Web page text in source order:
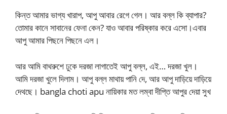
কিন্ত আমার ভাগ্য খারাপ, আপু আবার রেগে গেল। আর বল্ল কি ব্যাপার?
তোমার কানে সাবানের ফেনা কেন? যাও আবার পরিষ্কার করে এসো।এবার
আপু আমার পিছনে পিছনে এল।
আর আমি বাথরুশে ঢুকে দরজা লাগাতেই আপু বল্ল, এই… দরজা খুল।
আমি দরজা খুলে দিলাম। আপু বল্ল মাথায় পানি দে, আর আপু দাড়িয়ে দাড়িয়ে
দেথছে। bangla choti apu নায়িকার মত লম্বা দীপ্তি আপুর দেয়া সুখ